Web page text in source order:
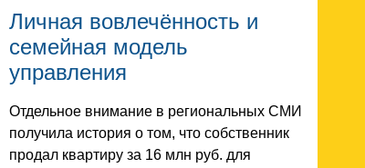
Личная вовлечённость и
семейная модель
управления
Отдельное внимание в региональных СМИ
получила история о том, что собственник
продал квартиру за 16 млн руб. для